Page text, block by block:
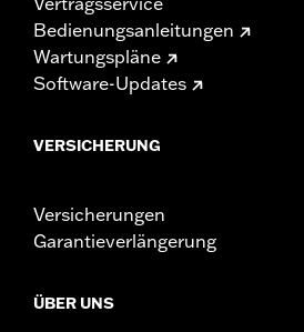
Bedienungsanleitungen
Wartungspläne
Software-Updates
VERSICHERUNG
Versicherungen
Garantieverlängerung
ÜBER UNS